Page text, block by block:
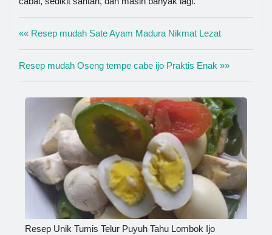
«« Resep mudah Sate Ayam Madura Nikmat Lezat
Resep mudah Oseng tempe cabe ijo Praktis Enak »»
Resep Unik Tumis Telur Puyuh Tahu Lombok Ijo